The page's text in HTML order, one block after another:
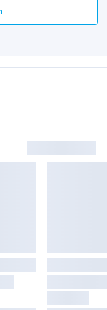
(Mo-Sa, 08-19
von